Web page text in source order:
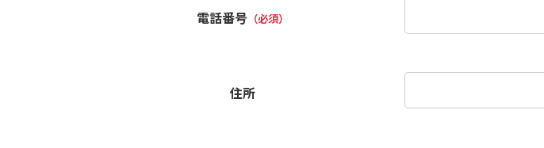
電話番号（必須）
住所